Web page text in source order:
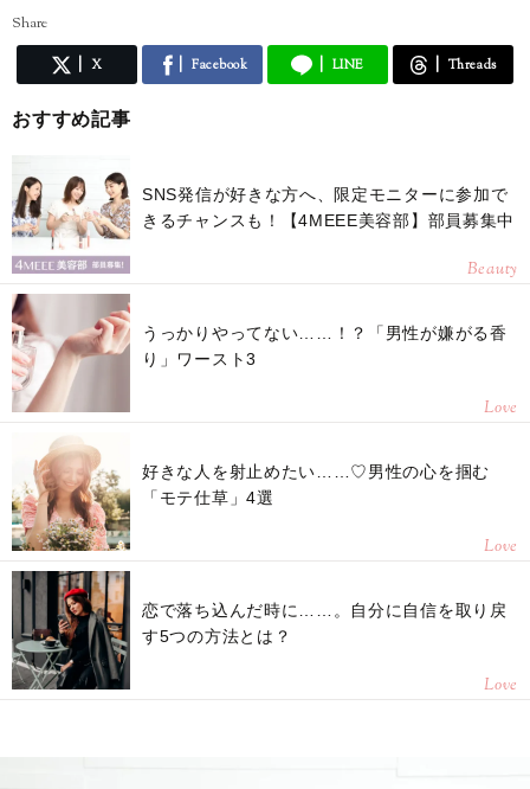
Share
X Facebook LINE Threads
おすすめ記事
SNS発信が好きな方へ、限定モニターに参加で
きるチャンスも！【4MEEE美容部】部員募集中
Beauty
うっかりやってない……！？「男性が嫌がる香
り」ワースト3
Love
好きな人を射止めたい……♡男性の心を掴む
「モテ仕草」4選
Love
恋で落ち込んだ時に……。自分に自信を取り戻
す5つの方法とは？
Love